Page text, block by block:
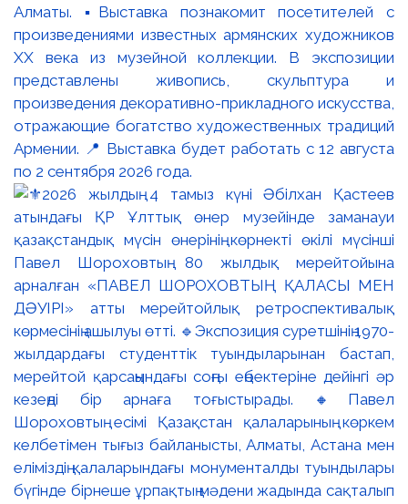
Алматы. ▪️Выставка познакомит посетителей с
произведениями известных армянских художников
XX века из музейной коллекции. В экспозиции
представлены живопись, скульптура и
произведения декоративно-прикладного искусства,
отражающие богатство художественных традиций
Армении. 📍 Выставка будет работать с 12 августа
по 2 сентября 2026 года.